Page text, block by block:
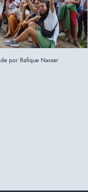
por Rafique Nasser